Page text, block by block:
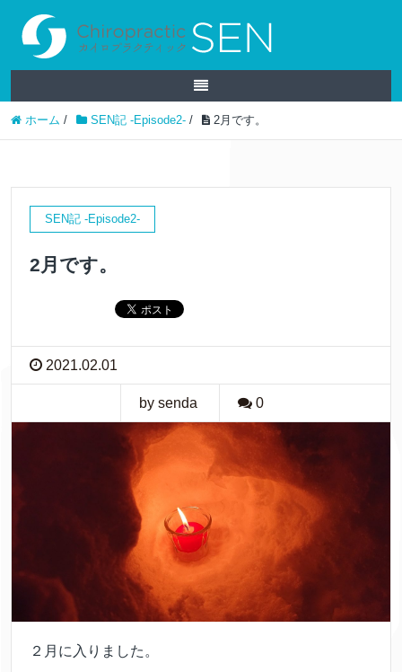
ホーム / SEN記 -Episode2- / 2月です。
SEN記 -Episode2-
2月です。
2021.02.01
by senda 0
２月に入りました。